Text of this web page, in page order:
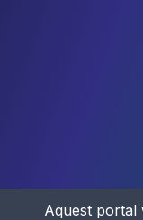
Aquest portal